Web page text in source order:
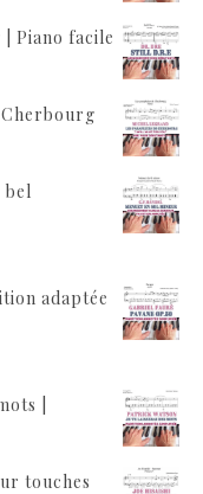
Piano facile
bel
adaptée
|
touches